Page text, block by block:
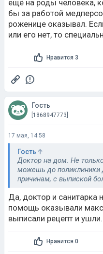
ещё на роды человека,
бы за работой
роженице оказывал.
или его нет, то
Нравится 3
Гость
[1868947773]
17 мая, 14:58
Гость
Доктор на дом. Не
можешь до поликлиники
причинам, с выпиской
Да, доктор и
помощь оказывали
выписали рецепт и ушли.
Нравится 0